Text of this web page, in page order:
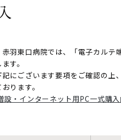
羽東口病院では、「電子カルテ
す。
にございます要項をご確認の上
ります。
設・インターネット用PC一式購